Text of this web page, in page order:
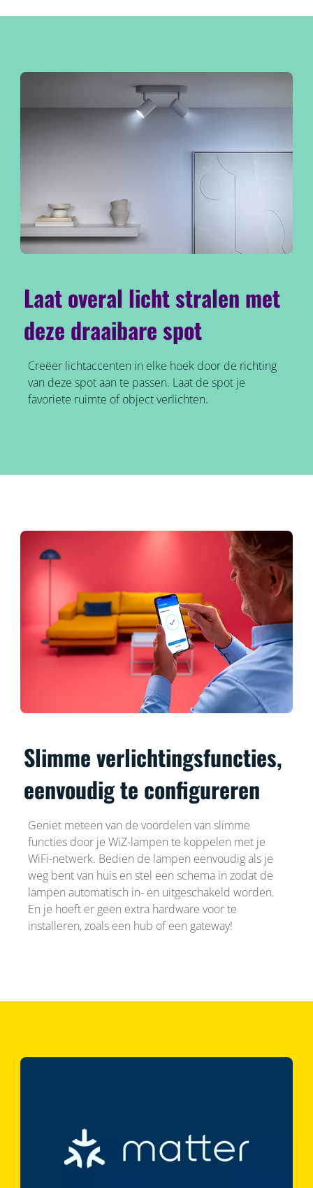
Laat overal licht stralen met
deze draaibare spot
Creëer lichtaccenten in elke hoek door de richting
van deze spot aan te passen. Laat de spot je
favoriete ruimte of object verlichten.
Slimme verlichtingsfuncties,
eenvoudig te configureren
Geniet meteen van de voordelen van slimme
functies door je WiZ-lampen te koppelen met je
WiFi-netwerk. Bedien de lampen eenvoudig als je
weg bent van huis en stel een schema in zodat de
lampen automatisch in- en uitgeschakeld worden.
En je hoeft er geen extra hardware voor te
installeren, zoals een hub of een gateway!